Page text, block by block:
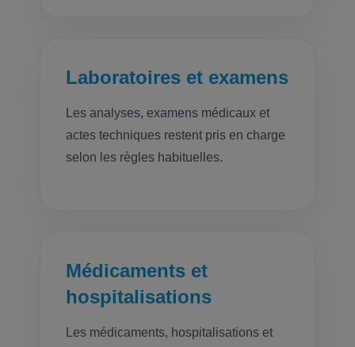
Laboratoires et examens
Les analyses, examens médicaux et
actes techniques restent pris en charge
selon les règles habituelles.
Médicaments et
hospitalisations
Les médicaments, hospitalisations et